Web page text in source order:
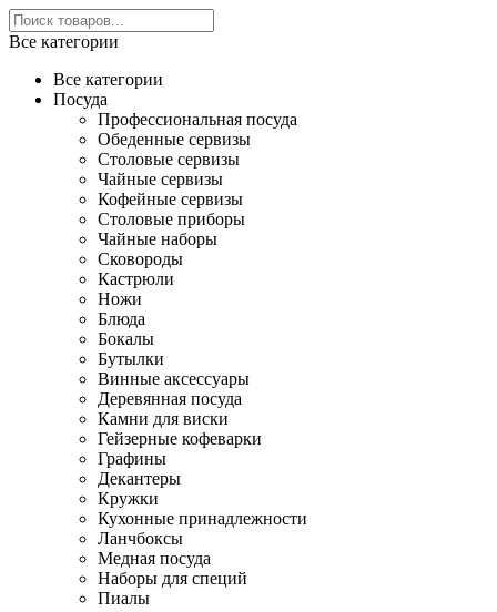
Все категории
Все категории
Посуда
Профессиональная посуда
Обеденные сервизы
Столовые сервизы
Чайные сервизы
Кофейные сервизы
Столовые приборы
Чайные наборы
Сковороды
Кастрюли
Ножи
Блюда
Бокалы
Бутылки
Винные аксессуары
Деревянная посуда
Камни для виски
Гейзерные кофеварки
Графины
Декантеры
Кружки
Кухонные принадлежности
Ланчбоксы
Медная посуда
Наборы для специй
Пиалы